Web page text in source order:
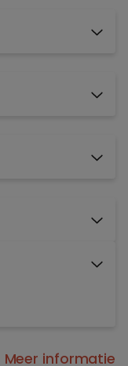
Meer informatie